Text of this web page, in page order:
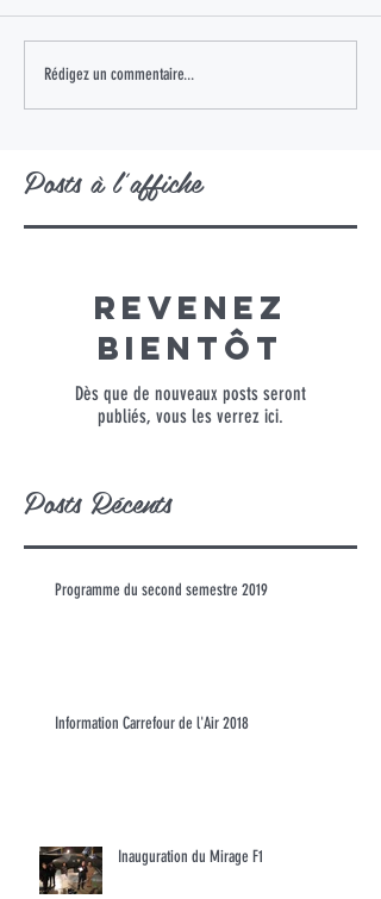
Rédigez un commentaire...
Posts à l'affiche
Revenez
bientôt
Dès que de nouveaux posts seront
publiés, vous les verrez ici.
Posts Récents
Programme du second semestre 2019
Information Carrefour de l'Air 2018
Inauguration du Mirage F1